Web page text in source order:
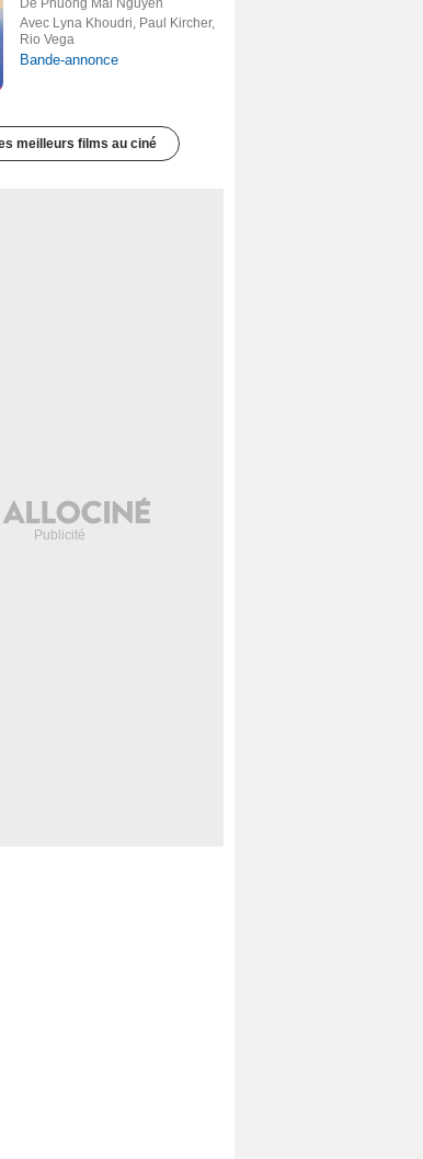
De Phuong Mai Nguyen
Avec Lyna Khoudri, Paul Kircher,
Rio Vega
Bande-annonce
meilleurs films au ciné